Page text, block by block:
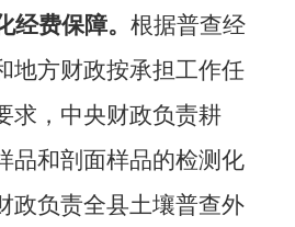
经费保障。 根据普查经
地方财政按承担工作任
求，中央财政负责耕
品和剖面样品的检测化
政负责全县土壤普查外